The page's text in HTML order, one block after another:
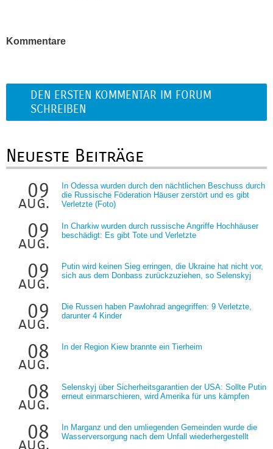
Kommentare
DEN ERSTEN KOMMENTAR IM FORUM
SCHREIBEN
Neueste Beiträge
09
aug.
In Odessa wurden durch den nächtlichen Beschuss durch
die Russische Föderation Häuser zerstört und es gibt
Verletzte (Foto)
09
aug.
In Charkiw wurden durch russische Angriffe Hochhäuser
beschädigt: Es gibt Tote und Verletzte
09
aug.
Putin wird keinen Sieg erringen, die Ukraine hat nicht vor,
sich aus dem Donbass zurückzuziehen, so Selenskyj
09
aug.
Die Russen haben Pawlohrad angegriffen: 9 Verletzte,
darunter 4 Kinder
08
aug.
In der Region Kiew brannte ein Tierheim
08
aug.
Selenskyj über Sicherheitsgarantien der USA: Sollte Putin
erneut einmarschieren, wird Amerika für uns kämpfen
08
aug.
In Marganz und den umliegenden Gemeinden wurde die
Wasserversorgung nach dem Unfall wiederhergestellt